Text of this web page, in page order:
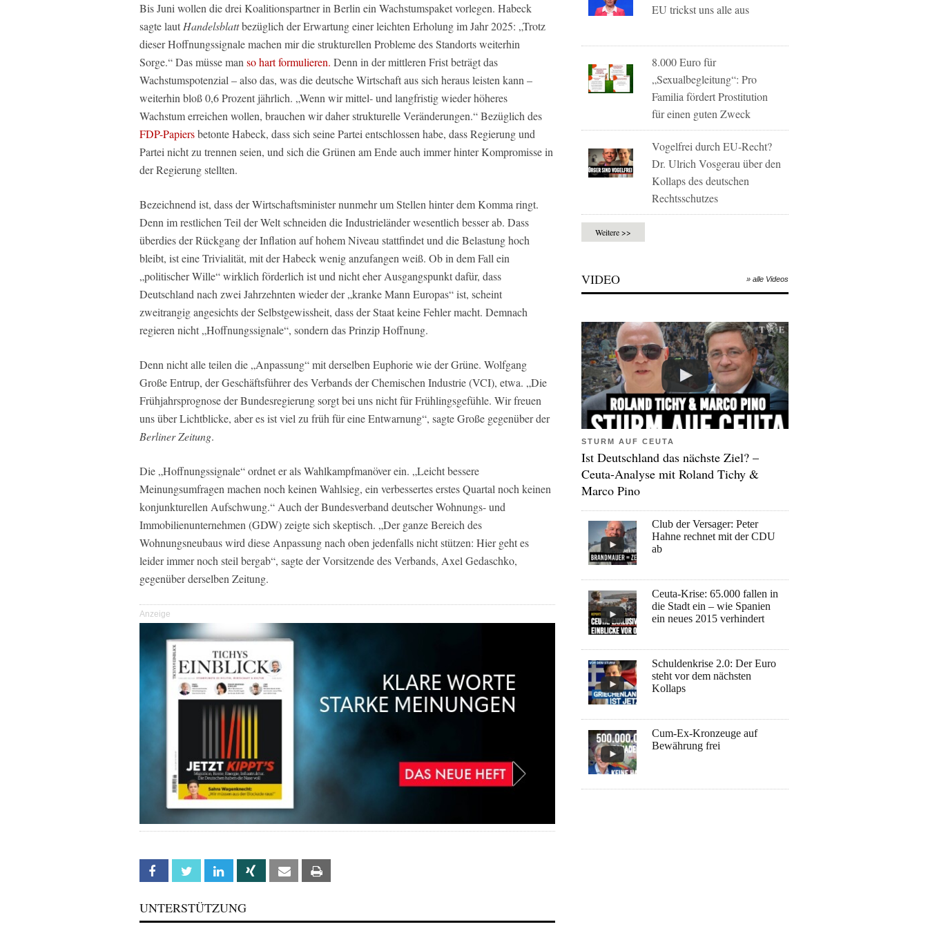
Bis Juni wollen die drei Koalitionspartner in Berlin ein Wachstumspaket vorlegen. Habeck
sagte laut Handelsblattbezüglich der Erwartung einer leichten Erholung im Jahr 2025: „Trotz
dieser Hoffnungssignale machen mir die strukturellen Probleme des Standorts weiterhin
Sorge.“ Das müsse man so hart formulieren. Denn in der mittleren Frist beträgt das
Wachstumspotenzial – also das, was die deutsche Wirtschaft aus sich heraus leisten kann –
weiterhin bloß 0,6 Prozent jährlich. „Wenn wir mittel- und langfristig wieder höheres
Wachstum erreichen wollen, brauchen wir daher strukturelle Veränderungen.“ Bezüglich des
FDP-Papiersbetonte Habeck, dass sich seine Partei entschlossen habe, dass Regierung und
Partei nicht zu trennen seien, und sich die Grünen am Ende auch immer hinter Kompromisse in
der Regierung stellten.
Bezeichnend ist, dass der Wirtschaftsminister nunmehr um Stellen hinter dem Komma ringt.
Denn im restlichen Teil der Welt schneiden die Industrieländer wesentlich besser ab. Dass
überdies der Rückgang der Inflation auf hohem Niveau stattfindet und die Belastung hoch
bleibt, ist eine Trivialität, mit der Habeck wenig anzufangen weiß. Ob in dem Fall ein
„politischer Wille“ wirklich förderlich ist und nicht eher Ausgangspunkt dafür, dass
Deutschland nach zwei Jahrzehnten wieder der „kranke Mann Europas“ ist, scheint
zweitrangig angesichts der Selbstgewissheit, dass der Staat keine Fehler macht. Demnach
regieren nicht „Hoffnungssignale“, sondern das Prinzip Hoffnung.
Denn nicht alle teilen die „Anpassung“ mit derselben Euphorie wie der Grüne. Wolfgang
Große Entrup, der Geschäftsführer des Verbands der Chemischen Industrie (VCI), etwa. „Die
Frühjahrsprognose der Bundesregierung sorgt bei uns nicht für Frühlingsgefühle. Wir freuen
uns über Lichtblicke, aber es ist viel zu früh für eine Entwarnung“, sagte Große gegenüber der
Berliner Zeitung.
Die „Hoffnungssignale“ ordnet er als Wahlkampfmanöver ein. „Leicht bessere
Meinungsumfragen machen noch keinen Wahlsieg, ein verbessertes erstes Quartal noch keinen
konjunkturellen Aufschwung.“ Auch der Bundesverband deutscher Wohnungs- und
Immobilienunternehmen (GDW) zeigte sich skeptisch. „Der ganze Bereich des
Wohnungsneubaus wird diese Anpassung nach oben jedenfalls nicht stützen: Hier geht es
leider immer noch steil bergab“, sagte der Vorsitzende des Verbands, Axel Gedaschko,
gegenüber derselben Zeitung.
Anzeige
Facebook Twitter Linkedin Xing Email
UNTERSTÜTZUNG
EU trickst uns alle aus
8.000 Euro für
„Sexualbegleitung“: Pro
Familia fördert Prostitution
für einen guten Zweck
Vogelfrei durch EU-Recht?
Dr. Ulrich Vosgerau über den
Kollaps des deutschen
Rechtsschutzes
Weitere >>
VIDEO » alle Videos
STURM AUF CEUTA
Ist Deutschland das nächste Ziel? –
Ceuta-Analyse mit Roland Tichy &
Marco Pino
Club der Versager: Peter
Hahne rechnet mit der CDU
ab
Ceuta-Krise: 65.000 fallen in
die Stadt ein – wie Spanien
ein neues 2015 verhindert
Schuldenkrise 2.0: Der Euro
steht vor dem nächsten
Kollaps
Cum-Ex-Kronzeuge auf
Bewährung frei